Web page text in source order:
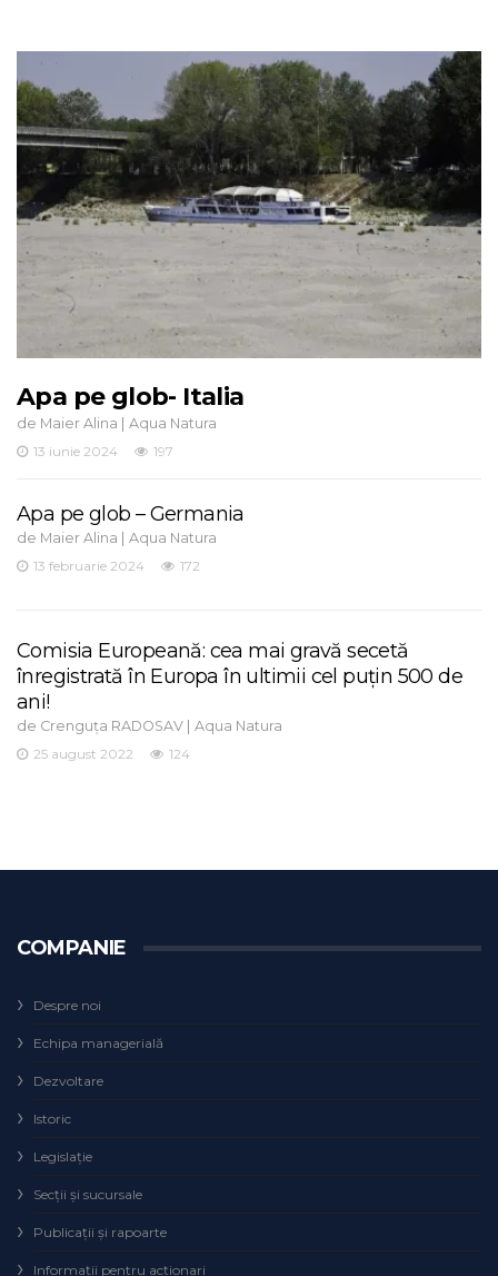
Apa pe glob- Italia
de Maier Alina | Aqua Natura
13 iunie 2024
197
Apa pe glob – Germania
de Maier Alina | Aqua Natura
13 februarie 2024
172
Comisia Europeană: cea mai gravă secetă
înregistrată în Europa în ultimii cel puţin 500 de
ani!
de Crenguța RADOSAV | Aqua Natura
25 august 2022
124
COMPANIE
Despre noi
Echipa managerială
Dezvoltare
Istoric
Legislaţie
Secţii şi sucursale
Publicații și rapoarte
Informații pentru acționari